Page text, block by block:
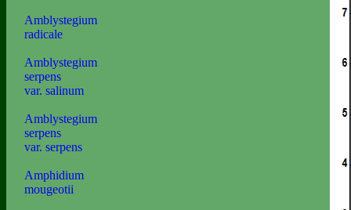
Amblystegium
radicale
Amblystegium
serpens
var. salinum
Amblystegium
serpens
var. serpens
Amphidium
mougeotii